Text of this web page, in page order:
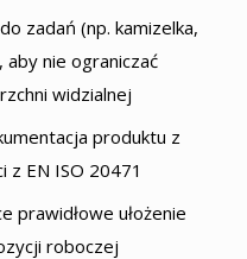
zadań (np. kamizelka,
nie ograniczać
widzialnej
produktu z
EN ISO 20471
prawidłowe ułożenie
roboczej